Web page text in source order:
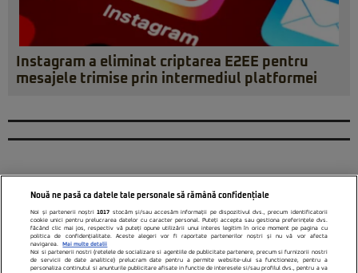
Instagram a eliminat criptarea E2EE pentru
mesajele trimise prin intermediul platformei
Nouă ne pasă ca datele tale personale să rămână confidențiale
Noi și partenerii noștri1017 stocăm și/sau accesăm informații pe dispozitivul dvs., precum identificatorii
cookie unici pentru prelucrarea datelor cu caracter personal. Puteți accepta sau gestiona preferințele dvs.
făcând clic mai jos, respectiv vă puteți opune utilizării unui interes legitim în orice moment pe pagina cu
politica de confidențialitate. Aceste alegeri vor fi raportate partenerilor noștri și nu vă vor afecta
navigarea.
Mai multe detalii
Noi si partenerii nostri (retelele de socializare si agentiile de publicitate partenere, precum si furnizorii nostri
de servicii de date analitice) prelucram date pentru a permite website-ului sa functioneze, pentru a
personaliza continutul si anunturile publicitare afisate in functie de interesele si/sau profilul dvs., pentru a va